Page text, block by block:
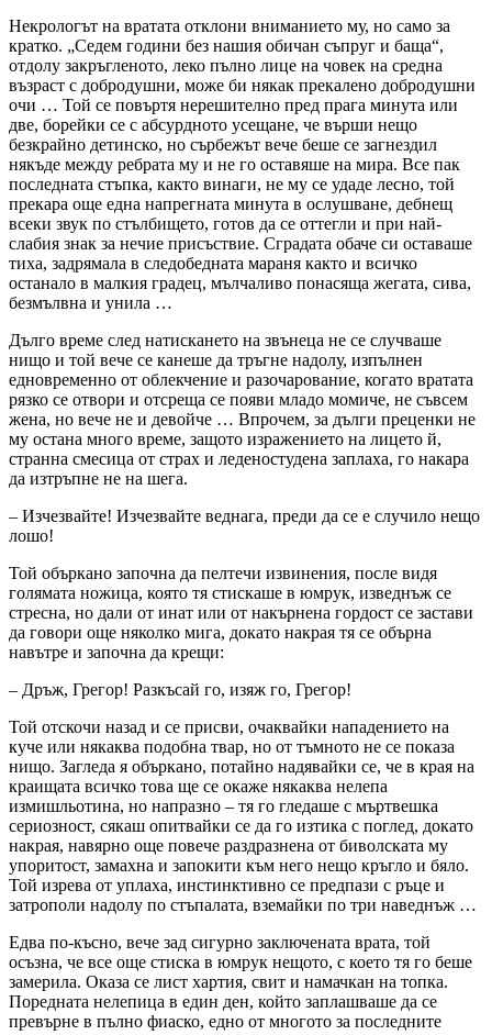
Некрологът на вратата отклони вниманието му, но само за
кратко. „Седем години без нашия обичан съпруг и баща“,
отдолу закръгленото, леко пълно лице на човек на средна
възраст с добродушни, може би някак прекалено добродушни
очи … Той се повъртя нерешително пред прага минута или
две, борейки се с абсурдното усещане, че върши нещо
безкрайно детинско, но сърбежът вече беше се загнездил
някъде между ребрата му и не го оставяше на мира. Все пак
последната стъпка, както винаги, не му се удаде лесно, той
прекара още една напрегната минута в ослушване, дебнещ
всеки звук по стълбището, готов да се оттегли и при най-
слабия знак за нечие присъствие. Сградата обаче си оставаше
тиха, задрямала в следобедната мараня както и всичко
останало в малкия градец, мълчаливо понасяща жегата, сива,
безмълвна и унила …
Дълго време след натискането на звънеца не се случваше
нищо и той вече се канеше да тръгне надолу, изпълнен
едновременно от облекчение и разочарование, когато вратата
рязко се отвори и отсреща се появи младо момиче, не съвсем
жена, но вече не и девойче … Впрочем, за дълги преценки не
му остана много време, защото изражението на лицето й,
странна смесица от страх и леденостудена заплаха, го накара
да изтръпне не на шега.
– Изчезвайте! Изчезвайте веднага, преди да се е случило нещо
лошо!
Той объркано започна да пелтечи извинения, после видя
голямата ножица, която тя стискаше в юмрук, изведнъж се
стресна, но дали от инат или от накърнена гордост се застави
да говори още няколко мига, докато накрая тя се обърна
навътре и започна да крещи:
– Дръж, Грегор! Разкъсай го, изяж го, Грегор!
Той отскочи назад и се присви, очаквайки нападението на
куче или някаква подобна твар, но от тъмното не се показа
нищо. Загледа я объркано, потайно надявайки се, че в края на
краищата всичко това ще се окаже някаква нелепа
измишльотина, но напразно – тя го гледаше с мъртвешка
сериозност, сякаш опитвайки се да го изтика с поглед, докато
накрая, навярно още повече раздразнена от биволската му
упоритост, замахна и запокити към него нещо кръгло и бяло.
Той изрева от уплаха, инстинктивно се предпази с ръце и
затрополи надолу по стъпалата, вземайки по три наведнъж …
Едва по-късно, вече зад сигурно заключената врата, той
осъзна, че все още стиска в юмрук нещото, с което тя го беше
замерила. Оказа се лист хартия, свит и намачкан на топка.
Поредната нелепица в един ден, който заплашваше да се
превърне в пълно фиаско, едно от многото за последните